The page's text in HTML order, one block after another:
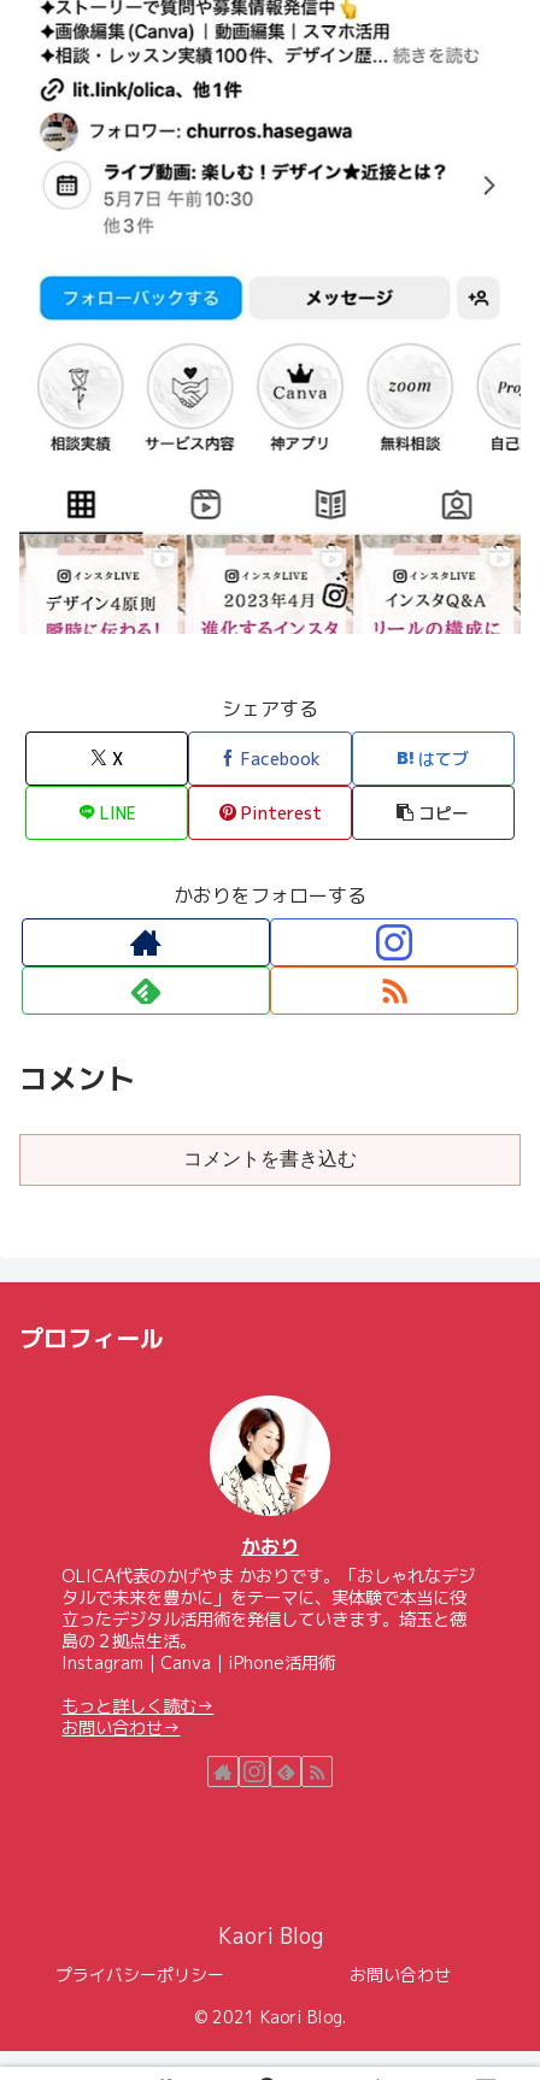
シェアする
X Facebook はてブ
LINE Pinterest コピー
かおりをフォローする
コメント
コメントを書き込む
プロフィール
かおり
OLICA代表のかげやま かおりです。「おしゃれなデジ
タルで未来を豊かに」をテーマに、実体験で本当に役
立ったデジタル活用術を発信していきます。埼玉と徳
島の２拠点生活。
Instagram｜Canva｜iPhone活用術
もっと詳しく読む→
お問い合わせ→
Kaori Blog
プライバシーポリシー
お問い合わせ
© 2021 Kaori Blog.